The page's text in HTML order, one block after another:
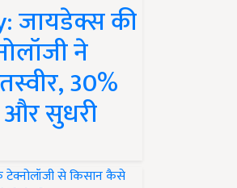
जायडेक्स की
ने
30%
सुधरी